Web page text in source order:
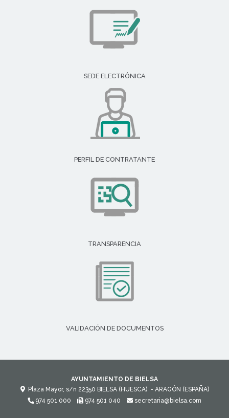
SEDE ELECTRÓNICA
PERFIL DE CONTRATANTE
TRANSPARENCIA
VALIDACIÓN DE DOCUMENTOS
AYUNTAMIENTO DE BIELSA
Plaza Mayor, s/n 22350 BIELSA (HUESCA) - ARAGÓN (ESPAÑA)
974 501 000
974 501 040 secretaria@bielsa.com